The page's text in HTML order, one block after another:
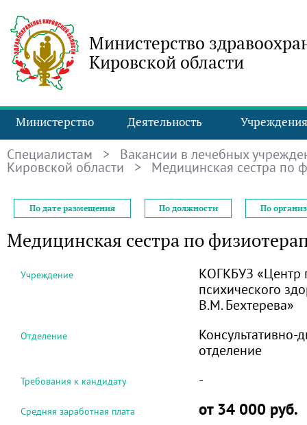
Министерство
Кировской области
Министерство Деятельность Учреждения
Специалистам > Вакансии в лечебных
Кировской области > Медицинская сестра по
По дате размещения По должности По
Медицинская сестра по
Учреждение
КОГКБУЗ «Центр
психического
В.М. Бехтерева»
Отделение
Консультативно-
отделение
Требования к кандидату -
Средняя заработная плата от 34 000 руб.